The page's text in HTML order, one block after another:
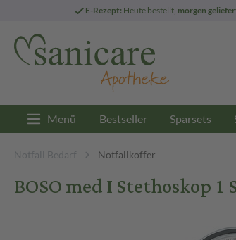
E-Rezept: Heute bestellt, morgen
Menü Bestseller Sparsets
Notfall Bedarf Notfallkoffer
BOSO med I Stethoskop 1